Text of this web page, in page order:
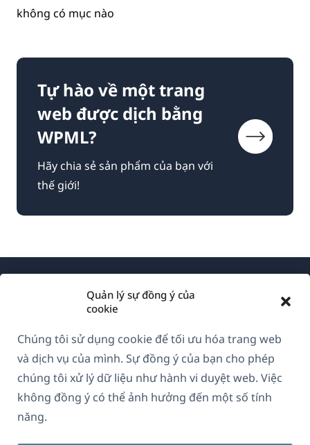
Quản lý sự đồng ý của
cookie
Chúng tôi sử dụng cookie để tối ưu hóa trang web
và dịch vụ của mình. Sự đồng ý của bạn cho phép
chúng tôi xử lý dữ liệu như hành vi duyệt web. Việc
không đồng ý có thể ảnh hưởng đến một số tính
năng.
không có mục nào
Tự hào về một trang
web được dịch bằng
WPML?
Hãy chia sẻ sản phẩm của bạn với
thế giới!
GDPR & Chính sách Bảo mật
Tham gia đội ngũ của chúng tôi(mở